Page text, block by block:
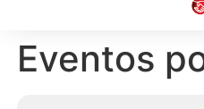
Eventos